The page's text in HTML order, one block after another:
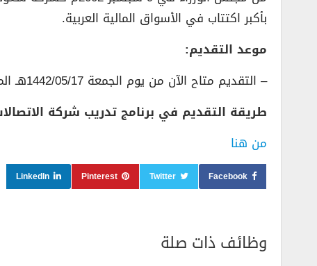
بأكبر اكتتاب في الأسواق المالية العربية.
موعد التقديم:
– التقديم متاح الآن من يوم الجمعة 1442/05/17هـ الموافق 2021/01/01م.
طريقة التقديم في برنامج تدريب شركة
من هنا
Facebook
Twitter
Pinterest
LinkedIn
وظائف ذات صلة